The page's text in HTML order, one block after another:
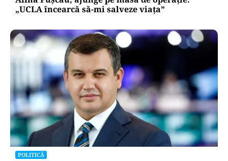
„UCLA încearcă să-mi salveze viața”
POLITICĂ